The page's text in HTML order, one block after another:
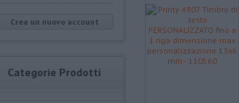
Crea un nuovo account
Categorie Prodotti